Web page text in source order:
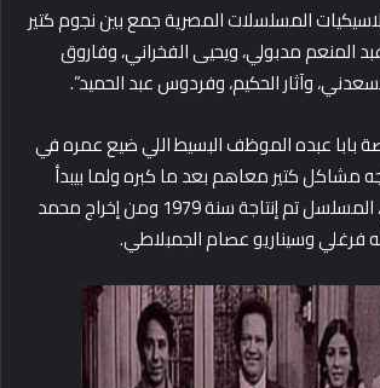
المسلسلات المصرية جمع بين نجوم كتير
المنعم مدبولي، ويحيى الفخراني، وفاروق
وآثار الحكيم، وفردوس عبد الحميد”.
بابا عبده الموظف البسيط اللي ضيع عمره في
مشاكل كتير معاهم بعد ما كبره ولما بيبدأ
يتفرغ ويطلع معاش، المسلسل تم إنتاجة سنة 1979 ومن إخراج محمد
فرغلي وسيناريو عصام الجمبلاطي.